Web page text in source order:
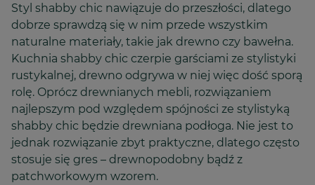
Styl shabby chic nawiązuje do przeszłości, dlatego
dobrze sprawdzą się w nim przede wszystkim
naturalne materiały, takie jak drewno czy bawełna.
Kuchnia shabby chic czerpie garściami ze stylistyki
rustykalnej, drewno odgrywa w niej więc dość sporą
rolę. Oprócz drewnianych mebli, rozwiązaniem
najlepszym pod względem spójności ze stylistyką
shabby chic będzie drewniana podłoga. Nie jest to
jednak rozwiązanie zbyt praktyczne, dlatego często
stosuje się gres – drewnopodobny bądź z
patchworkowym wzorem.